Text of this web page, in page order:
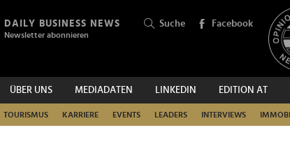
DAILY BUSINESS NEWS
Newsletter abonnieren
Suche Facebook
ÜBER UNS MEDIADATEN LINKEDIN EDITION AT
TOURISMUS KARRIERE EVENTS LEADERS INTERVIEWS
SUCHEN